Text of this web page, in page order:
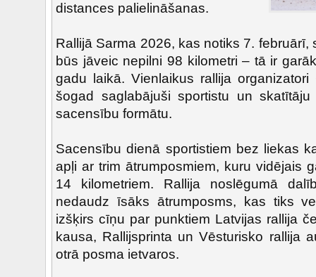
distances palielināšanas.
Rallijā Sarma 2026, kas notiks 7. februārī,
būs jāveic nepilni 98 kilometri – tā ir
gadu laikā. Vienlaikus rallija
šogad saglabājuši sportistu un
sacensību formātu.
Sacensību dienā sportistiem bez liekas
apļi ar trim ātrumposmiem, kuru vidējais
14 kilometriem. Rallija noslēgumā
nedaudz īsāks ātrumposms, kas tiks
izšķirs cīņu par punktiem Latvijas rallija
kausa, Rallijsprinta un Vēsturisko rallija
otrā posma ietvaros.